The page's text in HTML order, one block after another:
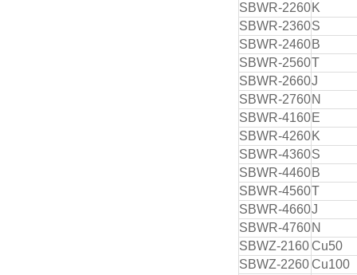
SBWR-2260K
SBWR-2360S
SBWR-2460B
SBWR-2560T
SBWR-2660J
SBWR-2760N
SBWR-4160E
SBWR-4260K
SBWR-4360S
SBWR-4460B
SBWR-4560T
SBWR-4660J
SBWR-4760N
SBWZ-2160Cu50
SBWZ-2260Cu100